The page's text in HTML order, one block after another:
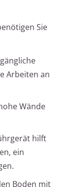
Sie
Arbeiten an
Wände
hilft
ein
Boden mit